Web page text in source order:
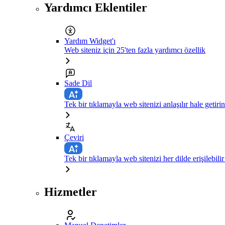
Yardımcı Eklentiler
Yardım Widget'ı
Web siteniz için 25'ten fazla yardımcı özellik
Sade Dil
Tek bir tıklamayla web sitenizi anlaşılır hale getirin
Çeviri
Tek bir tıklamayla web sitenizi her dilde
Hizmetler